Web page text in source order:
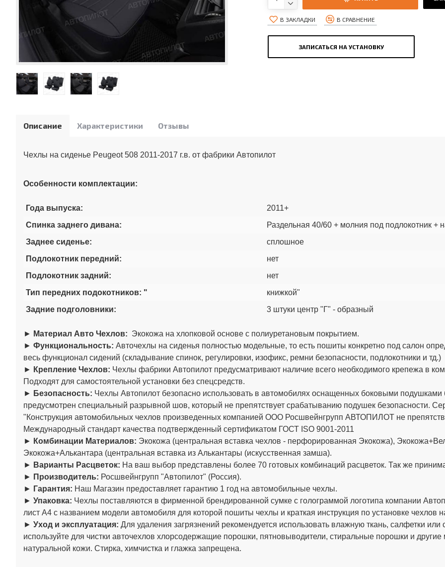
В ЗАКЛАДКИ В СРАВНЕНИЕ
ЗАПИСАТЬСЯ НА УСТАНОВКУ
Описание Характеристики Отзывы
Чехлы на сиденье Peugeot 508 2011-2017 г.в. от фабрики Автопилот
Особенности комплектации:
Года выпуска:
2011+
Спинка заднего дивана:
Раздельная 40/60 + молния под подлокотник +
Заднее сиденье:
сплошное
Подлокотник передний:
нет
Подлокотник задний:
нет
Тип передних подокотников: "
книжкой"
Задние подголовники:
3 штуки центр "Г" - образный
► Материал Авто Чехлов: Экокожа на хлопковой основе с полиуретановым покрытием.
► Функциональность: Авточехлы на сиденья полностью модельные, то есть пошиты конкретно под салон
весь функционал сидений (складывание спинок, регулировки, изофикс, ремни безопасности, подлокотники и тд.)
► Крепление Чехлов: Чехлы фабрики Автопилот предусматривают наличие всего необходимого крепежа в
Подходят для самостоятельной установки без спецсредств.
► Безопасность: Чехлы Автопилот безопасно использовать в автомобилях оснащенных боковыми подушками
предусмотрен специальный разрывной шов, который не препятствует срабатыванию подушек безопасности.
"Конструкция автомобильных чехлов произведенных компанией ООО Росшвейнгрупп АВТОПИЛОТ не
Международный стандарт качества подтвержденный сертификатом ГОСТ ISO 9001-2011
► Комбинации Материалов: Экокожа (центральная вставка чехлов - перфорированная Экокожа),
Экокожа+Алькантара (центральная вставка из Алькантары (искусственная замша).
► Варианты Расцветок: На ваш выбор представлены более 70 готовых комбинаций расцветок. Так же
► Производитель: Росшвейнгрупп "Автопилот" (Россия).
► Гарантия: Наш Магазин предоставляет гарантию 1 год на автомобильные чехлы.
► Упаковка: Чехлы поставляются в фирменной брендированной сумке с голограммой логотипа компании
лист А4 с названием модели автомобиля для которой пошиты чехлы и краткая инструкция по установке чехлов
► Уход и эксплуатация: Для удаления загрязнений рекомендуется использовать влажную ткань, салфетки или
используйте для чистки авточехлов хлорсодержащие порошки, пятновыводители, стиральные порошки и
натуральной кожи. Стирка, химчистка и глажка запрещена.